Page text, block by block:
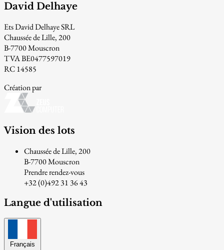
David Delhaye
Ets David Delhaye SRL
Chaussée de Lille, 200
B-7700 Mouscron
TVA BE0477597019
RC 14585
Création par
Vision des lots
Chaussée de Lille, 200
B-7700 Mouscron
Prendre rendez-vous
+32 (0)492 31 36 43
Langue d'utilisation
Français